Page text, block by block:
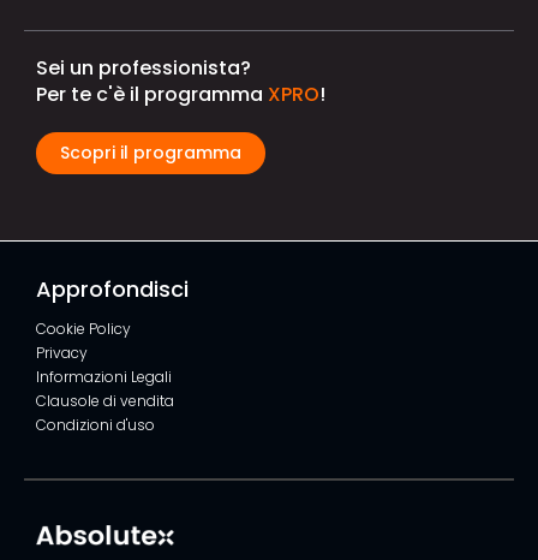
Sei un professionista?
Per te c'è il programma XPRO!
Scopri il programma
Approfondisci
Cookie Policy
Privacy
Informazioni Legali
Clausole di vendita
Condizioni d'uso